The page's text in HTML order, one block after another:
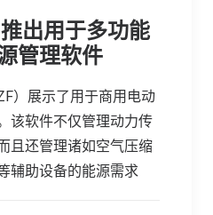
出用于多功能
管理软件
）展示了用于商用电动
该软件不仅管理动力传
且还管理诸如空气压缩
辅助设备的能源需求